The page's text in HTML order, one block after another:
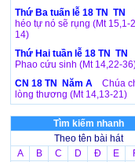
Thứ Ba tuấn lễ 18 TN TN
héo tự nó sẽ rụng (Mt 15,1-
14)
Thứ Hai tuần lễ 18 TN TN
Phao cứu sinh (Mt 14,22-
CN 18 TN Năm A
Chúa
lòng thương (Mt 14,13-21)
Tìm kiếm nhanh
Theo tên bài hát
A
B C D Đ E